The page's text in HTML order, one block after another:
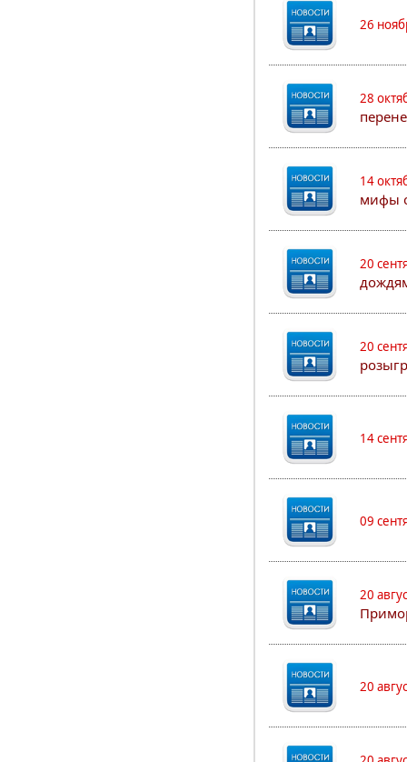
26
28
14
мифы
20
20
14
09
20
20